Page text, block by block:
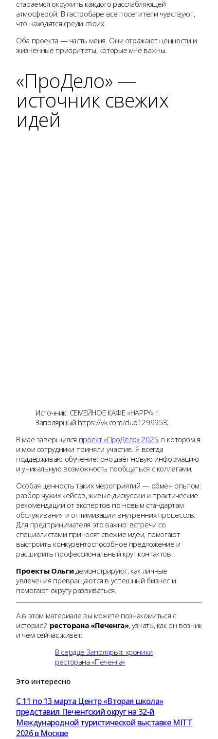
стараемся окружить каждого расслабляющей
атмосферой. В гастробаре все посетители чувствуют,
что находятся среди своих.
Оба проекта — часть меня. Они отражают ценности и
жизненные приоритеты, которые мне важны.
«ПроДело» —
источник свежих
идей
Источник: СЕМЕЙНОЕ КАФЕ «HAPPY» г.
Заполярный https://vk.com/club129995329
В мае завершился проект «ПроДело» 2025, в котором я
и мои сотрудники приняли участие. Я всегда
поддерживаю обучение: оно даёт новую информацию
и уникальную возможность пообщаться с коллегами.
Особая ценность таких мероприятий — обмен опытом:
разбор чужих кейсов, живые дискуссии и практические
рекомендации от экспертов по новым стандартам
обслуживания и оптимизации внутренних процессов.
Для предпринимателя это важно: встречи со
специалистами приносят свежие идеи, помогают
выстроить конкурентоспособное предложение и
расширить профессиональный круг контактов.
Проекты Ольги демонстрируют, как личные
увлечения превращаются в успешный бизнес и
помогают округу развиваться.
А в этом материале вы можете познакомиться с
историей ресторана «Печенга», узнать, как он возник
и чем сейчас живёт:
В сердце Заполярья: хроники
ресторана «Печенга»
Это интересно
С 11 по 13 марта Центр «Вторая школа»
представил Печенгский округ на 32-й
Международной туристической выставке MITT
2026 в Москве